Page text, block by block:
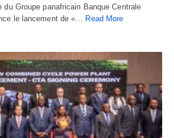
du Groupe panafricain Banque Centrale
le lancement de «… Read More